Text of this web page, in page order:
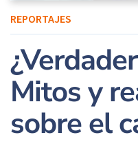
REPORTAJES
Mitos y
sobre el